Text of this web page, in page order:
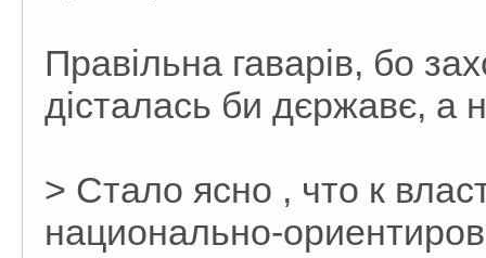
Правільна гаварів, бо
дісталась би дєржавє, а
> Стало ясно , что к
национально-